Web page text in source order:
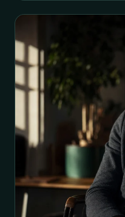
życiu. Taki sen może
wewnętrznego napięcia,
coś cennego wymyka
znakiem
potrzeby uważniejszego
relacjom i poczuciu
poronienie wiąże się
trudnością w
motyw, który skłania
ochrony, troski i